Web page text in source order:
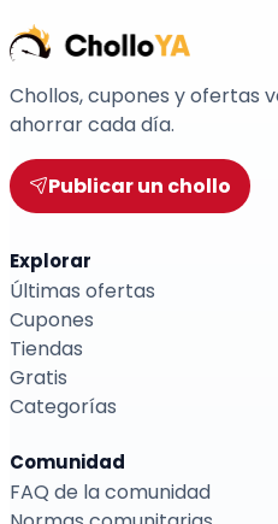
Chollos, cupones y ofertas
ahorrar cada día.
Publicar un chollo
Explorar
Últimas ofertas
Cupones
Tiendas
Gratis
Categorías
Comunidad
FAQ de la comunidad